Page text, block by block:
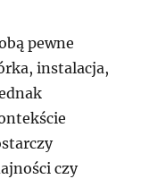
pewne
instalacja,
czy